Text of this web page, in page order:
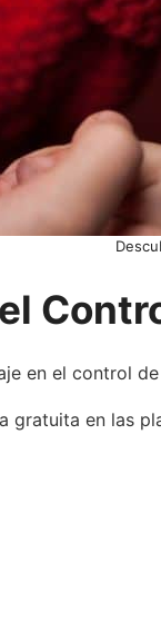
en el control
gratuita en las